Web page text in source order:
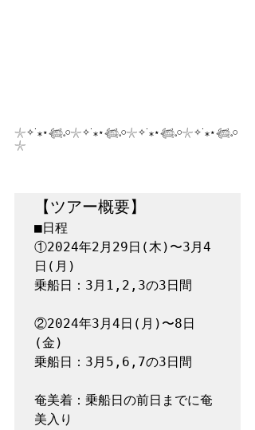
𓇼✧˙⁎⋆𓆉𓈒𓏸𓇼✧˙⁎⋆𓆉𓈒𓏸𓇼✧˙⁎⋆𓆉𓈒𓏸𓇼✧˙⁎⋆𓆉𓈒𓏸
𓇼
【ツアー概要】
■日程
①2024年2月29日(木)〜3月4
日(月)
乗船日：3月1,2,3の3日間
②2024年3月4日(月)〜8日
(金)
乗船日：3月5,6,7の3日間
奄美着：乗船日の前日までに奄
美入り